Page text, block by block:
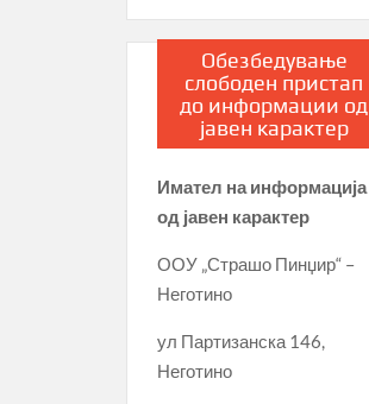
Обезбедување
слободен пристап
до информации од
јавен карактер
Имател на информација
од јавен карактер
ООУ „Страшо Пинџир“ –
Неготино
ул Партизанска 146,
Неготино